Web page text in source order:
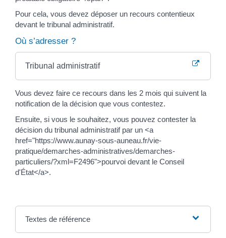
Pour cela, vous devez déposer un recours contentieux
devant le tribunal administratif.
Où s’adresser ?
Tribunal administratif
Vous devez faire ce recours dans les 2 mois qui suivent la
notification de la décision que vous contestez.
Ensuite, si vous le souhaitez, vous pouvez contester la
décision du tribunal administratif par un <a
href="https://www.aunay-sous-auneau.fr/vie-
pratique/demarches-administratives/demarches-
particuliers/?xml=F2496">pourvoi devant le Conseil
d'État</a>.
Textes de référence